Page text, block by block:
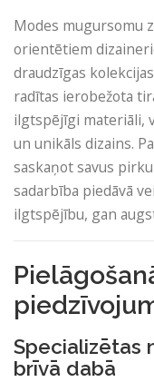
Modes mugursomu
orientētiem
draudzīgas
radītas ierobežota
ilgtspējīgi materiāli,
un unikāls dizains.
saskaņot savus
sadarbība piedāvā
ilgtspējību, gan
Specializētas
brīvā dabā